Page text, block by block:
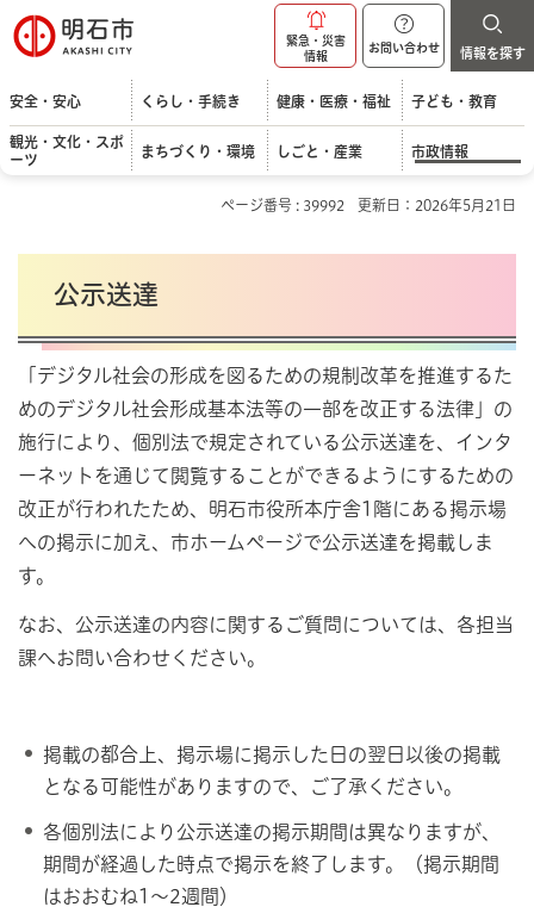
明石市
緊急・災害
情報
お問い合わせ 情報を探す
安全・安心 くらし・手続き 健康・医療・福祉 子ども・教育
観光・文化・スポ
ーツ
まちづくり・環境 しごと・産業 市政情報
ページ番号 : 39992 更新日：2026年5月21日
公示送達
「デジタル社会の形成を図るための規制改革を推進するた
めのデジタル社会形成基本法等の一部を改正する法律」の
施行により、個別法で規定されている公示送達を、インタ
ーネットを通じて閲覧することができるようにするための
改正が行われたため、明石市役所本庁舎1階にある掲示場
への掲示に加え、市ホームページで公示送達を掲載しま
す。
なお、公示送達の内容に関するご質問については、各担当
課へお問い合わせください。
掲載の都合上、掲示場に掲示した日の翌日以後の掲載
となる可能性がありますので、ご了承ください。
各個別法により公示送達の掲示期間は異なりますが、
期間が経過した時点で掲示を終了します。（掲示期間
はおおむね1～2週間）